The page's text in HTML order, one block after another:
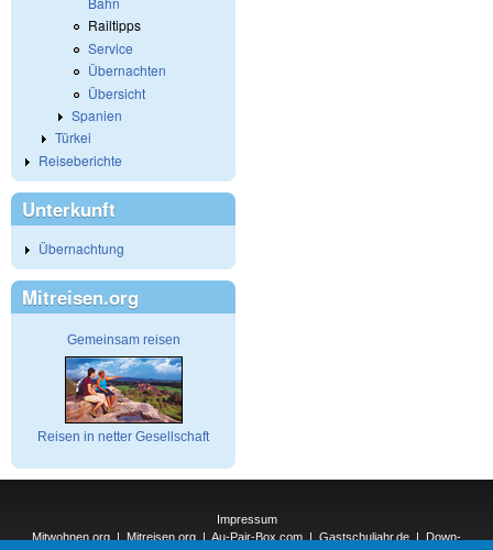
Railtipps
Service
Übernachten
Übersicht
Spanien
Türkei
Reiseberichte
Unterkunft
Übernachtung
Mitreisen.org
Gemeinsam reisen
Reisen in netter Gesellschaft
Impressum
Mitwohnen.org
Mitreisen.org Au-Pair-Box.com Gastschuljahr.de
Down-